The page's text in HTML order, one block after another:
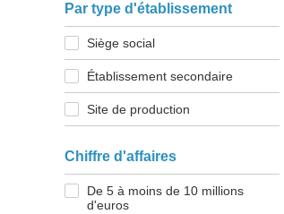
Par type d'établissement
Siège social
Établissement secondaire
Site de production
Chiffre d'affaires
De 5 à moins de 10 millions
d'euros